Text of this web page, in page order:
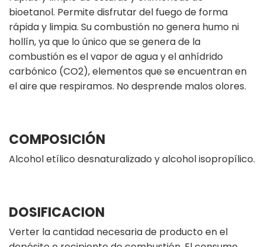
bioetanol. Permite disfrutar del fuego de forma
rápida y limpia. Su combustión no genera humo ni
hollín, ya que lo único que se genera de la
combustión es el vapor de agua y el anhídrido
carbónico (CO2), elementos que se encuentran en
el aire que respiramos. No desprende malos olores.
COMPOSICIÓN
Alcohol etílico desnaturalizado y alcohol isopropílico.
DOSIFICACION
Verter la cantidad necesaria de producto en el